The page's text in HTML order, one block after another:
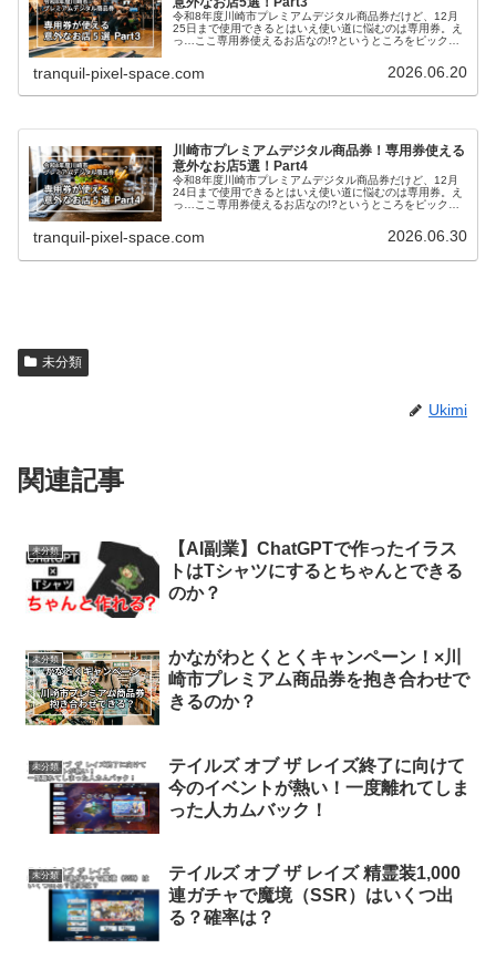
令和8年度川崎市プレミアムデジタル商品券だけど、12月
25日まで使用できるとはいえ使い道に悩むのは専用券。え
っ…ここ専用券使えるお店なの!?というところをピックア
tranquil-pixel-space.com 2026.06.20
川崎市プレミアムデジタル商品券！専用券使える
意外なお店5選！Part4
令和8年度川崎市プレミアムデジタル商品券だけど、12月
24日まで使用できるとはいえ使い道に悩むのは専用券。え
っ…ここ専用券使えるお店なの!?というところをピックア
tranquil-pixel-space.com 2026.06.30
未分類
Ukimi
関連記事
未分類
【AI副業】ChatGPTで作ったイラス
トはTシャツにするとちゃんとできる
のか？
未分類
かながわとくとくキャンペーン！×川
崎市プレミアム商品券を抱き合わせで
きるのか？
未分類
テイルズ オブ ザ レイズ終了に向けて
今のイベントが熱い！一度離れてしま
った人カムバック！
未分類
テイルズ オブ ザ レイズ 精霊装1,000
連ガチャで魔境（SSR）はいくつ出
る？確率は？